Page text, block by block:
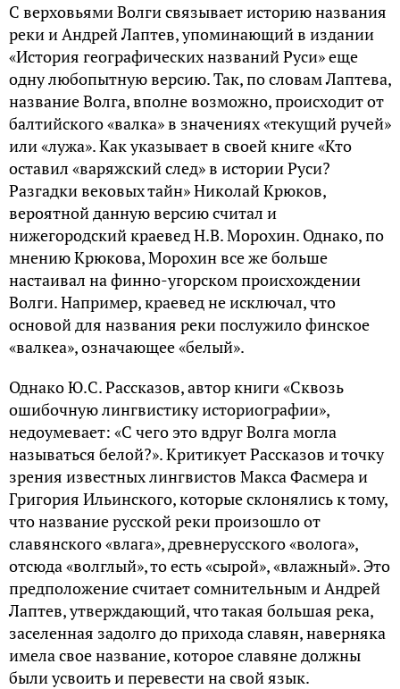
С верховьями Волги связывает историю названия
реки и Андрей Лаптев, упоминающий в издании
«История географических названий Руси» еще
одну любопытную версию. Так, по словам Лаптева,
название Волга, вполне возможно, происходит от
балтийского «валка» в значениях «текущий ручей»
или «лужа». Как указывает в своей книге «Кто
оставил «варяжский след» в истории Руси?
Разгадки вековых тайн» Николай Крюков,
вероятной данную версию считал и
нижегородский краевед Н.В. Морохин. Однако, по
мнению Крюкова, Морохин все же больше
настаивал на финно-угорском происхождении
Волги. Например, краевед не исключал, что
основой для названия реки послужило финское
«валкеа», означающее «белый».
Однако Ю.С. Рассказов, автор книги «Сквозь
ошибочную лингвистику историографии»,
недоумевает: «С чего это вдруг Волга могла
называться белой?». Критикует Рассказов и точку
зрения известных лингвистов Макса Фасмера и
Григория Ильинского, которые склонялись к тому,
что название русской реки произошло от
славянского «влага», древнерусского «волога»,
отсюда «волглый», то есть «сырой», «влажный». Это
предположение считает сомнительным и Андрей
Лаптев, утверждающий, что такая большая река,
заселенная задолго до прихода славян, наверняка
имела свое название, которое славяне должны
были усвоить и перевести на свой язык.